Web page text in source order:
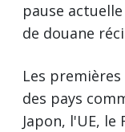
pause
de douane
Les
des pays
Japon, l'UE,